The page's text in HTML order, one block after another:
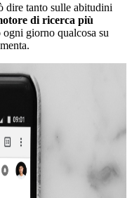
dire tanto sulle abitudini
di ricerca più
giorno qualcosa su